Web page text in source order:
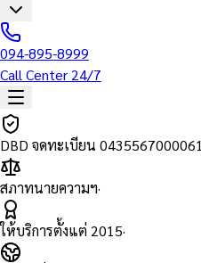
094-895-8999
Call Center 24/7
DBD จดทะเบียน 0435567000061
สภาทนายความฯ·
ให้บริการตั้งแต่ 2015·